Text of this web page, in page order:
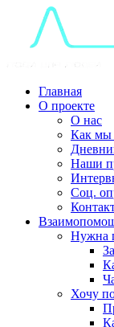
Главная
О проекте
О нас
Как мы
Наши
Соц.
Нужна
Хочу